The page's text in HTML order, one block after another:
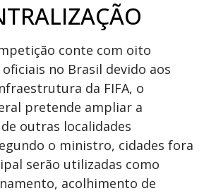
conte com oito
oficiais no Brasil devido aos
da FIFA, o
pretende ampliar a
outras localidades
o ministro, cidades fora
serão utilizadas como
acolhimento de